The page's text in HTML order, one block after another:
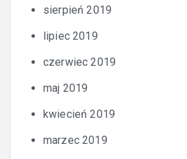
sierpień 2019
lipiec 2019
czerwiec 2019
maj 2019
kwiecień 2019
marzec 2019